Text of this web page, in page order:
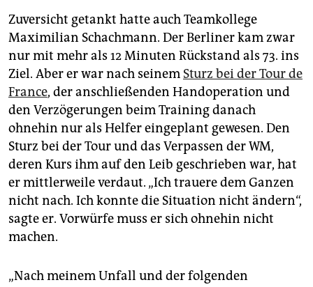
Zuversicht getankt hatte auch Teamkollege
Maximilian Schachmann. Der Berliner kam zwar
nur mit mehr als 12 Minuten Rückstand als 73. ins
Ziel. Aber er war nach seinem Sturz bei der Tour de
France, der anschließenden Handoperation und
den Verzögerungen beim Training danach
ohnehin nur als Helfer eingeplant gewesen. Den
Sturz bei der Tour und das Verpassen der WM,
deren Kurs ihm auf den Leib geschrieben war, hat
er mittlerweile verdaut. „Ich trauere dem Ganzen
nicht nach. Ich konnte die Situation nicht ändern“,
sagte er. Vorwürfe muss er sich ohnehin nicht
machen.
„Nach meinem Unfall und der folgenden